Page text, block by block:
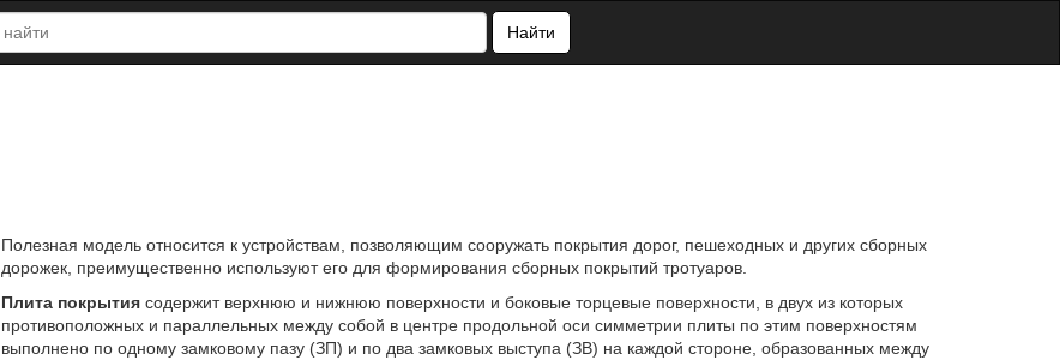
Найти
Полезная модель относится к устройствам, позволяющим сооружать покрытия дорог, пешеходных и других сборных
дорожек, преимущественно используют его для формирования сборных покрытий тротуаров.
Плита покрытиясодержит верхнюю и нижнюю поверхности и боковые торцевые поверхности, в двух из которых
противоположных и параллельных между собой в центре продольной оси симметрии плиты по этим поверхностям
выполнено по одному замковому пазу (ЗП) и по два замковых выступа (ЗВ) на каждой стороне, образованных между